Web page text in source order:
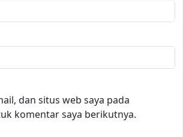
dan situs web saya pada
komentar saya berikutnya.